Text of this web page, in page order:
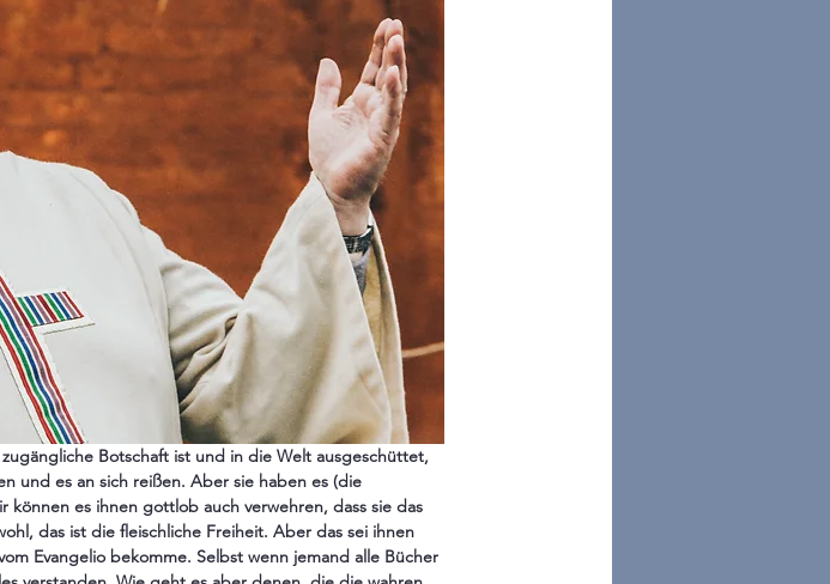
Botschaft ist und in die Welt ausgeschüttet,
und es an sich reißen. Aber sie haben es (die
es ihnen gottlob auch verwehren, dass sie das
das ist die fleischliche Freiheit. Aber das sei ihnen
Evangelio bekomme. Selbst wenn jemand alle Bücher